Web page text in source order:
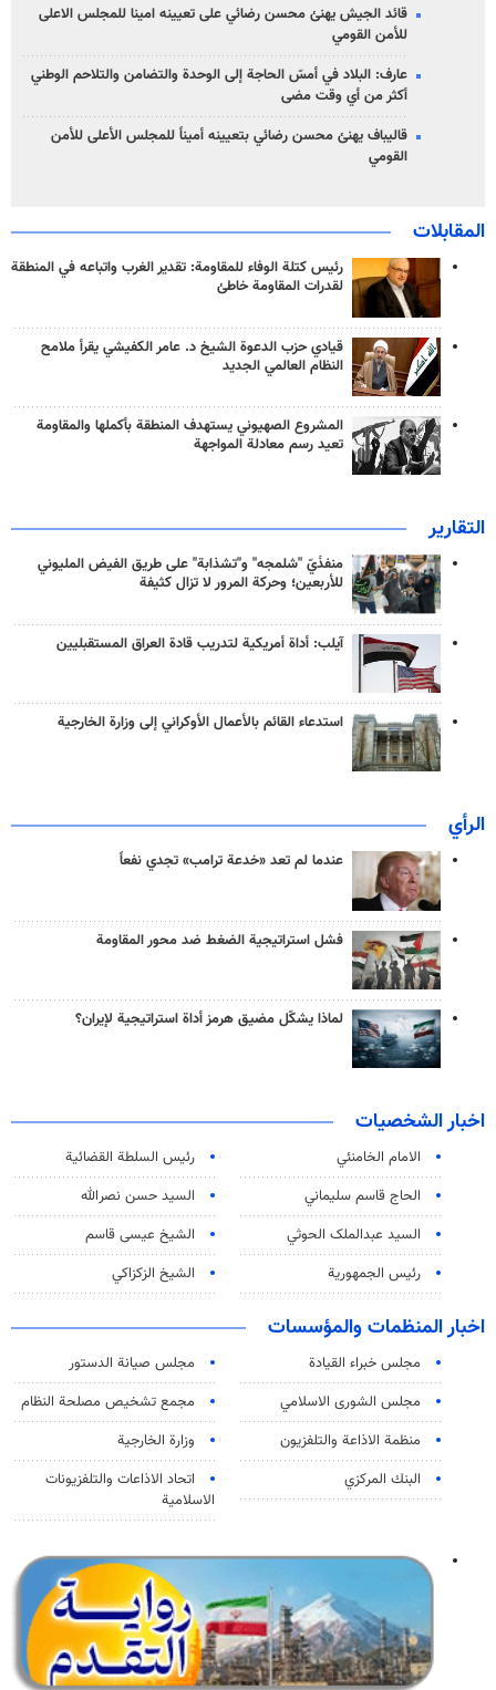
قائد الجيش يهنئ محسن رضائي على تعيينه امينا للمجلس الاعلى
للأمن القومي
عارف: البلاد في أمسّ الحاجة إلى الوحدة والتضامن والتلاحم الوطني
أكثر من أي وقت مضى
قاليباف يهنئ محسن رضائي بتعيينه أميناً للمجلس الأعلى للأمن
القومي
المقابلات
رئيس كتلة الوفاء للمقاومة: تقدير الغرب واتباعه في المنطقة
لقدرات المقاومة خاطئ
قيادي حزب الدعوة الشيخ د. عامر الكفيشي يقرأ ملامح
النظام العالمي الجديد
المشروع الصهيوني يستهدف المنطقة بأكملها والمقاومة
تعيد رسم معادلة المواجهة
التقارير
منفذَيّ "شلمجه" و"تشذابة" على طريق الفيض المليوني
للأربعين؛ وحركة المرور لا تزال كثيفة
آيلب: أداة أمريكية لتدريب قادة العراق المستقبليين
استدعاء القائم بالأعمال الأوكراني إلى وزارة الخارجية
الرأي
عندما لم تعد «خدعة ترامب» تجدي نفعاً
فشل استراتيجية الضغط ضد محور المقاومة
لماذا يشكّل مضيق هرمز أداة استراتيجية لإيران؟
اخبار الشخصيات
الامام الخامنئي
رئیس السلطة القضائیة
الحاج قاسم سليماني
السيد حسن نصرالله
السید عبدالملک الحوثي
الشيخ عيسى قاسم
رئيس الجمهورية
الشيخ الزكزاكي
اخبار المنظمات والمؤسسات
مجلس خبراء القيادة
مجلس صيانة الدستور
مجلس الشورى الاسلامي
مجمع تشخيص مصلحة النظام
منظمة الاذاعة والتلفزیون
وزارة الخارجية
البنك المركزي
اتحاد الاذاعات والتلفزيونات
الاسلامية